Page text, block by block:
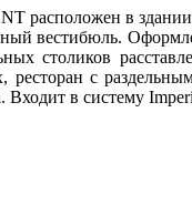
расположен в
вестибюль.
столиков
ресторан с
Входит в систему